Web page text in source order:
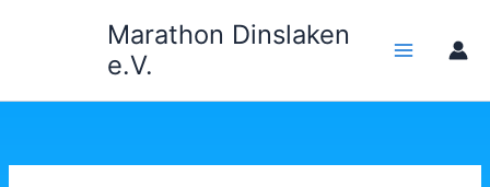
Marathon Dinslaken
e.V.